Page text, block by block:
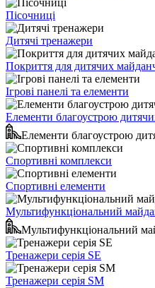
Пісочниці
Дитячі тренажери
Покриття для дитячих
Ігрові панелі та елементи
Елементи благоустрою
Елементи благоустрою
Спортивні комплекси
Спортивні елементи
Мультифункціональний
Мультифункціональний
Тренажери серія SE
Тренажери серія SM